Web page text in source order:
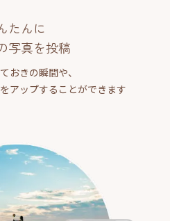
たんに
写真を投稿
おきの瞬間や、
アップすることができます